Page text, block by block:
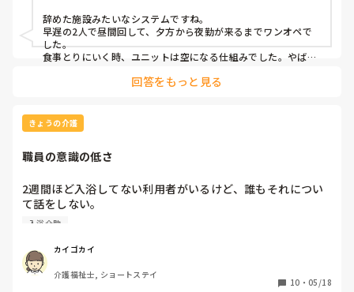
ほとんど車椅子の方で動きがある方は少ないといえ、自立歩
行の方もいらっしゃいます。
それなのに入浴しながらフロアを見るなんて、私としては今
までの経験上ありえないと思いました。
1人で対応することに…
15:30から休憩に行けるはずが行けず、45分から16:15迄行
って来てと早出の人に言われ少しだけ休憩に…
17:30（夕食時）にやっと戻って来られる。
居室対応の方の食事介助、フロアの食事介助がいるのに全く
手伝わず。
フロアが見える場所にその方の居室を移動してほしいが、新
見ながらだと一緒に食事できるのに…
私としては全て終わらせてから、居室対応の方の食事に行こ
うと思ったがなかなか行けず。
辞めた施設みたいなシステムですね。
早遅の2人で昼間回して、夕方から夜勤が来るまでワンオペで
した。
食事とりにいく時、ユニットは空になる仕組みでした。やばす
っと早番。他の職員に遅番のしわ寄せきてました。遅が入浴対
めることをオススメします。あと、転職ですがちゃんと見極め
てやらないと失敗します。
ない方がいます。周りが見えてないか、それが普通だと思って
すよ。たいてい自分のためって方が多いです。辞めた前の施設
がまさにそうです。自分の思い通りにいかないと職員にキレた
り、無視したり、利用者に対しても同様でした。
変に仕事サボるヤツがいないので仕事しやすいですね。人手不
足でどうにもならん時は、削れる業務を削ります。ワンオペが
減ったのでよかったです。早番だけは9時までワンオペです
が、一応なんとかなります。くそ忙しいですが、事故やヒヤリ
回答をもっと見る
きょうの介護
職員の意識の低さ
2週間ほど入浴してない利用者がいるけど、誰もそれについ
て話をしない。
しんどくなってきた。
入浴介助
カイゴカイ
介護福祉士, ショートステイ
10 ・ 05/18